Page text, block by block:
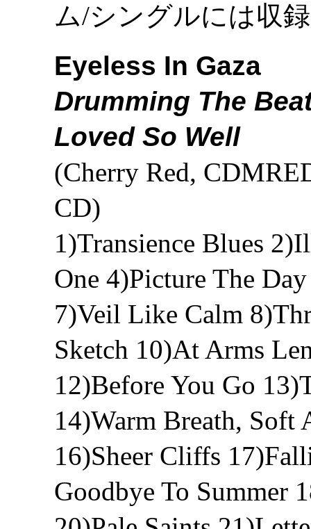
ム/シングルには収
Eyeless In Gaza
Drumming The
Loved So Well
(Cherry Red,
CD)
1)Transience Blues
One 4)Picture The
7)Veil Like Calm
Sketch 10)At Arms
12)Before You Go
14)Warm Breath, Soft
16)Sheer Cliffs
Goodbye To Summer